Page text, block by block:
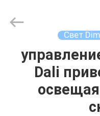
ДОМ
ПРОДУКТЫ
поставщик.
Copyright
Свет
Dali